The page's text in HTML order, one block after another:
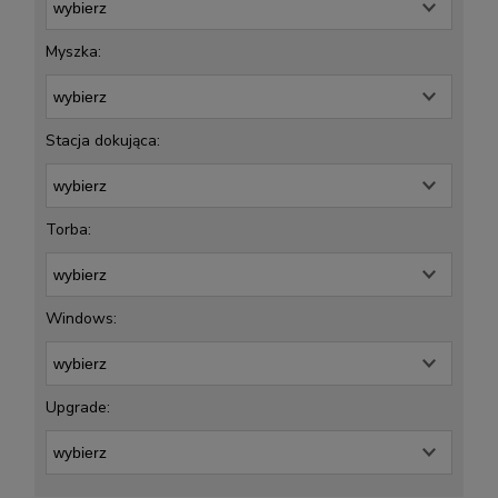
Myszka:
Stacja dokująca:
Torba:
Windows:
Upgrade: